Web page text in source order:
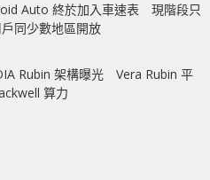
Auto 終於加入車速表 現階段只
同少數地區開放
Rubin 架構曝光 Vera Rubin 平
算力